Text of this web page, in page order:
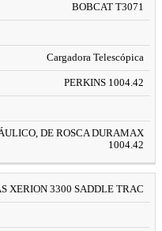
BOBCAT T3071
Cargadora Telescópica
PERKINS 1004.42
DE ROSCA DURAMAX
1004.42
XERION 3300 SADDLE TRAC